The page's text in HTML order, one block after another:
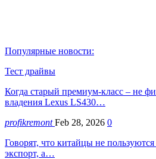
Популярные новости:
Тест драйвы
Когда старый премиум-класс – не
владения Lexus LS430…
profikremontFeb 28, 2026 0
Говорят, что китайцы не
экспорт, а…